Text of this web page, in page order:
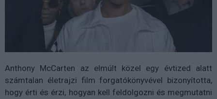
Anthony McCarten az elmúlt közel egy évtized alatt
számtalan életrajzi film forgatókönyvével bizonyította,
hogy érti és érzi, hogyan kell feldolgozni és megmutatni